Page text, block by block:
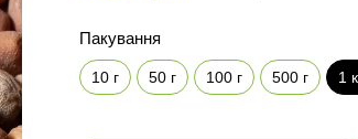
Пакування
10 г 50 г 100 г 500 г 1